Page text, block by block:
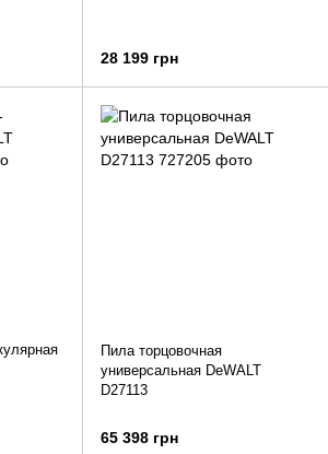
28 199 грн
Пила торцовочная
универсальная DeWALT
D27113
65 398 грн